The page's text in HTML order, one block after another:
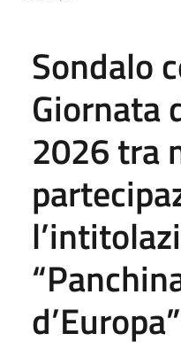
Sondalo
Giornata
2026 tra
d’Europa”